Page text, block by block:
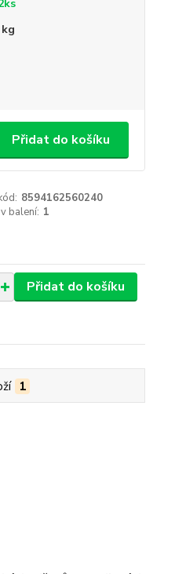
Přidat do košíku
8594162560240
balení: 1
Přidat do košíku
1